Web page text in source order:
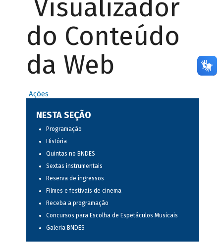
Visualizador
do Conteúdo
da Web
Ações
NESTA SEÇÃO
Programação
História
Quintas no BNDES
Sextas instrumentais
Reserva de ingressos
Filmes e festivais de cinema
Receba a programação
Concursos para Escolha de Espetáculos Musicais
Galeria BNDES